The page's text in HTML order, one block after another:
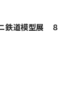
鉄道模型展 ８